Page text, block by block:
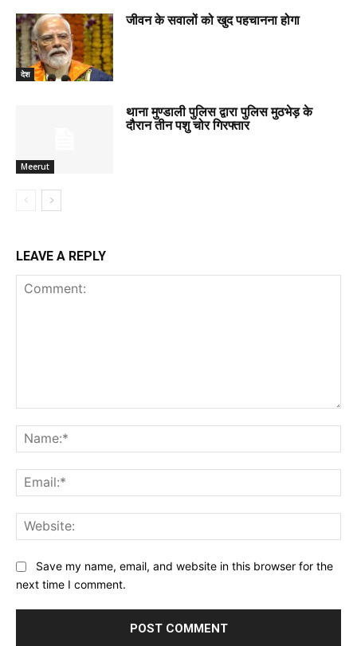
देश
जीवन के सवालों को खुद पहचानना होगा
Meerut
थाना मुण्डाली पुलिस द्वारा पुलिस मुठभेड़ के
दौरान तीन पशु चोर गिरफ्तार
LEAVE A REPLY
Save my name, email, and website in this browser for the
next time I comment.